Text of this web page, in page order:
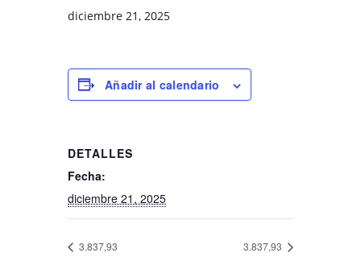
diciembre 21, 2025
Añadir al calendario
DETALLES
Fecha:
diciembre 21, 2025
3.837,93 3.837,93